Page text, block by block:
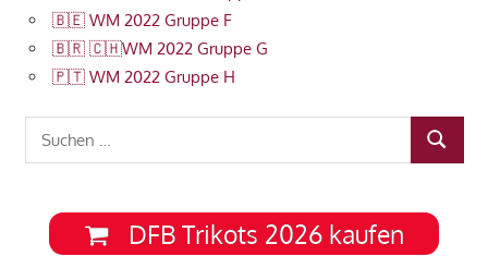
🇧🇪 WM 2022 Gruppe F
🇧🇷 🇨🇭WM 2022 Gruppe G
🇵🇹 WM 2022 Gruppe H
SUCHEN
DFB Trikots 2026 kaufen